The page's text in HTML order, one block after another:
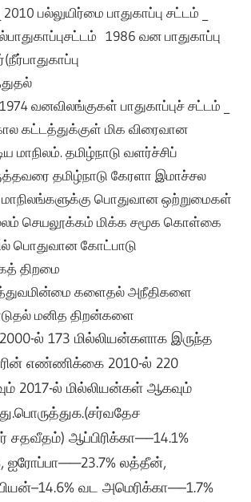
பல்லுயிர்மை பாதுகாப்பு சட்டம் _
1986 வன பாதுகாப்பு
வனவிலங்குகள் பாதுகாப்புச் சட்டம் _
கட்டத்துக்குள் மிக விரைவான
மாநிலம். தமிழ்நாடு வளர்ச்சிப்
தமிழ்நாடு கேரளா இமாச்சல
மாநிலங்களுக்கு பொதுவான ஒற்றுமைகள்
செயலூக்கம் மிக்க சமூக கொள்கை
பொதுவான கோட்பாடு
திறமை
களைதல் அநீதிகளை
மனித திறன்களை
2000-ல் 173 மில்லியன்களாக இருந்த
எண்ணிக்கை 2010-ல் 220
2017-ல் மில்லியன்கள் ஆகவும்
பொருத்துக.(சர்வதேச
சதவீதம்)ஆப்பிரிக்கா—–14.1%
ஐரோப்பா——23.7% லத்தீன்,
வட அமெரிக்கா—–1.7%